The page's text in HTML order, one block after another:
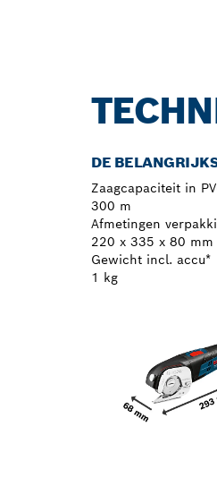
DE
Zaagcapaciteit in
300 m
Afmetingen
220 x 335 x 80 mm
Gewicht incl. accu*
1 kg